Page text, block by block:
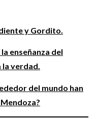
y Gordito.
enseñanza del
la verdad.
del mundo han